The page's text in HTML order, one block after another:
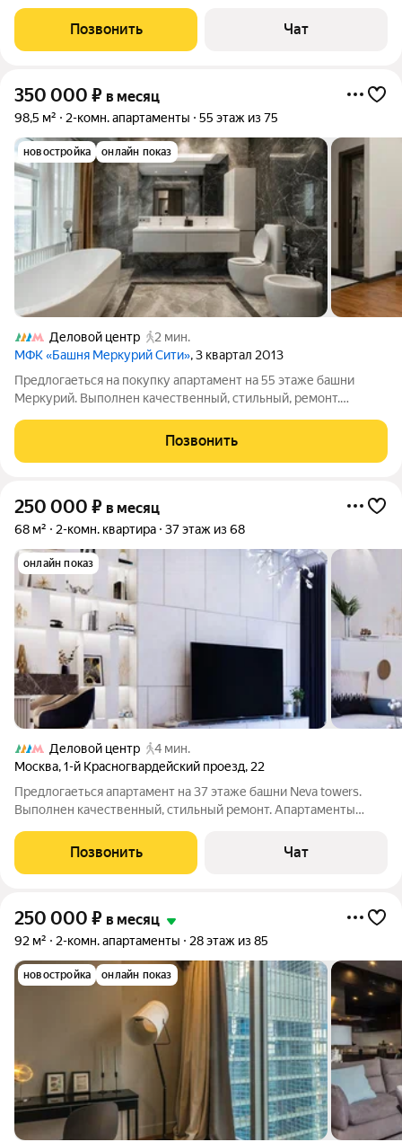
кровать, диван, кресла, кухонный гарнитур) и техникой (Два
телевизора, варочная панель,
Позвонить Чат
350 000 ₽ в месяц
98,5 м² 2-комн. апартаменты 55 этаж из 75
новостройка онлайн показ
Деловой центр
2 мин.
МФК «Башня Меркурий Сити», 3 квартал 2013
Предлогаеться на покупку апартамент на 55 этаже башни
Меркурий. Выполнен качественный, стильный, ремонт.
с кухней, спальню с гардеробной комнатой и санузлом,
гостевой санузел и холл. Апартамент
Позвонить
250 000 ₽ в месяц
68 м² 2-комн. квартира 37 этаж из 68
онлайн показ
Деловой центр
4 мин.
Москва,1-й Красногвардейский проезд, 22
Предлогаеться апартамент на 37 этаже башни Neva towers.
Выполнен качественный, стильный ремонт. Апартаменты
спальня, санузел и холл. Апартамент полностью меблирован
(восхитительная дизайнерская
Позвонить Чат
250 000 ₽ в месяц
92 м² 2-комн. апартаменты 28 этаж из 85
новостройка онлайн показ